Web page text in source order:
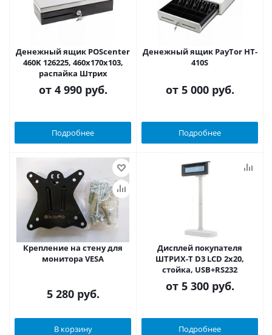
Денежный ящик POScenter
460K 126225, 460x170x103,
распайка Штрих
от 4 990 руб.
Подробнее
Денежный ящик PayTor HT-
410S
от 5 000 руб.
Подробнее
Крепление на стену для
монитора VESA
5 280руб.
В корзину
Дисплей покупателя
ШТРИХ-Т D3 LCD 2x20,
стойка, USB+RS232
от 5 300 руб.
Подробнее